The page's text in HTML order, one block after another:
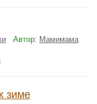
Автор: Мамимама
зиме